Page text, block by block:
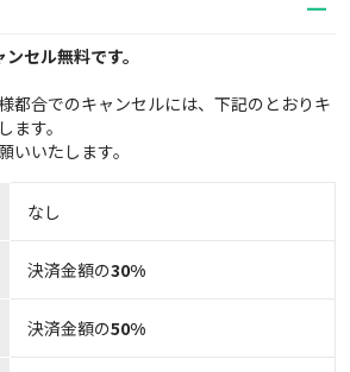
ンセル無料です。
都合でのキャンセルには、下記のとおりキ
ます。
いいたします。
なし
決済金額の30%
決済金額の50%